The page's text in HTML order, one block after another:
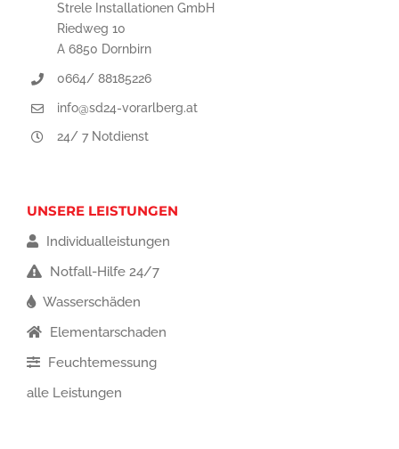
Strele Installationen GmbH
Riedweg 10
A 6850 Dornbirn
0664/ 88185226
info@sd24-vorarlberg.at
24/ 7 Notdienst
UNSERE LEISTUNGEN
Individualleistungen
Notfall-Hilfe 24/7
Wasserschäden
Elementarschaden
Feuchtemessung
alle Leistungen